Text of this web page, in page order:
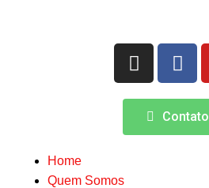
Contato
Home
Quem Somos